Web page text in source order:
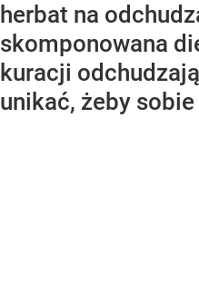
herbat na
skomponowana
kuracji
unikać, żeby